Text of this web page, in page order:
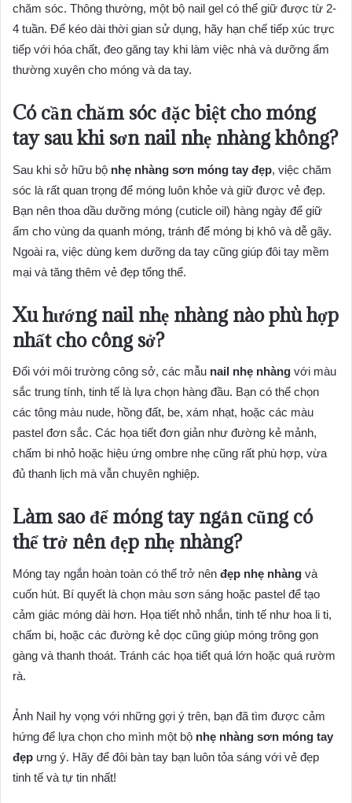
chăm sóc. Thông thường, một bộ nail gel có thể giữ được từ 2-
4 tuần. Để kéo dài thời gian sử dụng, hãy hạn chế tiếp xúc trực
tiếp với hóa chất, đeo găng tay khi làm việc nhà và dưỡng ẩm
thường xuyên cho móng và da tay.
Có cần chăm sóc đặc biệt cho móng
tay sau khi sơn nail nhẹ nhàng không?
Sau khi sở hữu bộ nhẹ nhàng sơn móng tay đẹp, việc chăm
sóc là rất quan trọng để móng luôn khỏe và giữ được vẻ đẹp.
Bạn nên thoa dầu dưỡng móng (cuticle oil) hàng ngày để giữ
ẩm cho vùng da quanh móng, tránh để móng bị khô và dễ gãy.
Ngoài ra, việc dùng kem dưỡng da tay cũng giúp đôi tay mềm
mại và tăng thêm vẻ đẹp tổng thể.
Xu hướng nail nhẹ nhàng nào phù hợp
nhất cho công sở?
Đối với môi trường công sở, các mẫu nail nhẹ nhàng với màu
sắc trung tính, tinh tế là lựa chọn hàng đầu. Bạn có thể chọn
các tông màu nude, hồng đất, be, xám nhạt, hoặc các màu
pastel đơn sắc. Các họa tiết đơn giản như đường kẻ mảnh,
chấm bi nhỏ hoặc hiệu ứng ombre nhẹ cũng rất phù hợp, vừa
đủ thanh lịch mà vẫn chuyên nghiệp.
Làm sao để móng tay ngắn cũng có
thể trở nên đẹp nhẹ nhàng?
Móng tay ngắn hoàn toàn có thể trở nên đẹp nhẹ nhàng và
cuốn hút. Bí quyết là chọn màu sơn sáng hoặc pastel để tạo
cảm giác móng dài hơn. Họa tiết nhỏ nhắn, tinh tế như hoa li ti,
chấm bi, hoặc các đường kẻ dọc cũng giúp móng trông gọn
gàng và thanh thoát. Tránh các họa tiết quá lớn hoặc quá rườm
rà.
Ảnh Nail hy vọng với những gợi ý trên, bạn đã tìm được cảm
hứng để lựa chọn cho mình một bộ nhẹ nhàng sơn móng tay
đẹp ưng ý. Hãy để đôi bàn tay bạn luôn tỏa sáng với vẻ đẹp
tinh tế và tự tin nhất!